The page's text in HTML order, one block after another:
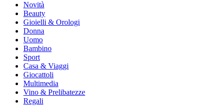
Novità
Beauty
Gioielli & Orologi
Donna
Uomo
Bambino
Sport
Casa & Viaggi
Giocattoli
Multimedia
Vino & Prelibatezze
Regali